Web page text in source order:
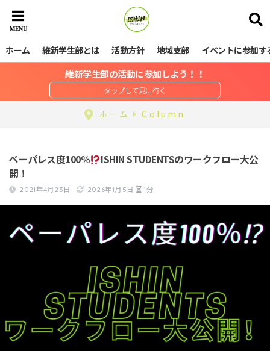
ホーム 維新学生部とは 活動方針 地域支部 イベントに参加す
維新学生部の活動に参加しよう！！
ホーム Column
ペーパレス度100％
ISHIN STUDENTSのワークフロー大公
開！
2021年4月23日 2026年1月5日 1分